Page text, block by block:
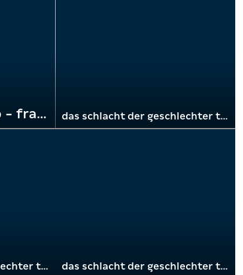
das schlacht der geschlechter trainingscamp - frage 1 das schlacht der geschlechter trainingscamp - frage 2
das schlacht der geschlechter trainingscamp - frage 3 das schlacht der geschlechter trainingscamp - frage 4